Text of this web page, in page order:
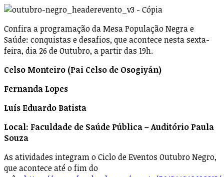
Confira a programação da Mesa População Negra e
Saúde: conquistas e desafios, que acontece nesta sexta-
feira, dia 26 de Outubro, a partir das 19h.
Celso Monteiro (Pai Celso de Osogiyán)
Fernanda Lopes
Luís Eduardo Batista
Local: Faculdade de Saúde Pública – Auditório Paula
Souza
As atividades integram o Ciclo de Eventos Outubro Negro,
que acontece até o fim do